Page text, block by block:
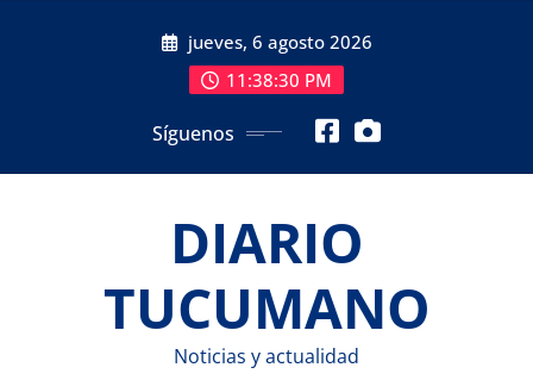
jueves, 6 agosto 2026
11:38:31 PM
Síguenos
DIARIO
TUCUMANO
Noticias y actualidad